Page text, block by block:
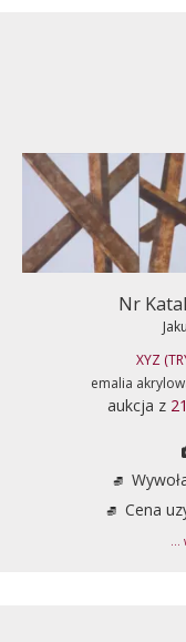
Nr
XYZ
emalia
aukcja z
Cena
...